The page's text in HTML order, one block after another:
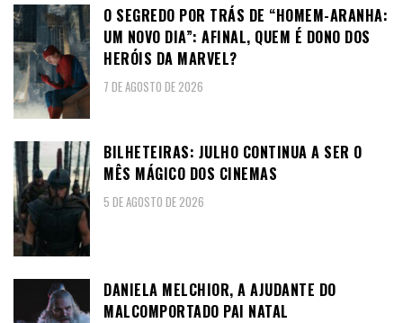
O SEGREDO POR TRÁS DE “HOMEM-ARANHA:
UM NOVO DIA”: AFINAL, QUEM É DONO DOS
HERÓIS DA MARVEL?
7 DE AGOSTO DE 2026
BILHETEIRAS: JULHO CONTINUA A SER O
MÊS MÁGICO DOS CINEMAS
5 DE AGOSTO DE 2026
DANIELA MELCHIOR, A AJUDANTE DO
MALCOMPORTADO PAI NATAL